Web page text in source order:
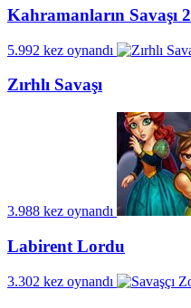
Kahramanların Savaşı 2
5.992 kez oynandı
Zırhlı Savaşı
3.988 kez oynandı
Labirent Lordu
3.302 kez oynandı